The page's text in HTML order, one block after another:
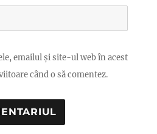
emailul și site-ul web în acest
când o să comentez.